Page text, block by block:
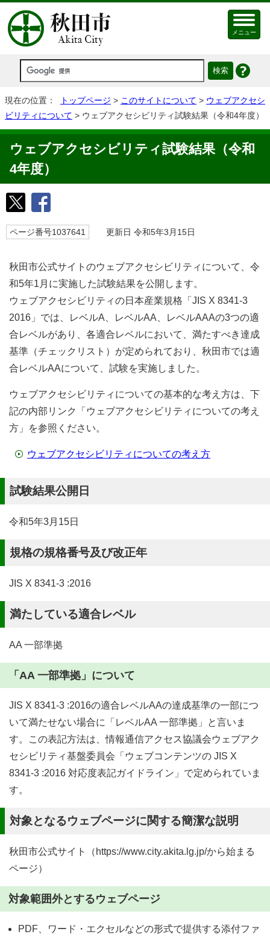
メニュー
現在の位置： トップページ > このサイトについて > ウェブアクセシ
ビリティについて > ウェブアクセシビリティ試験結果（令和4年度）
ウェブアクセシビリティ試験結果（令和
4年度）
ページ番号1037641 更新日 令和5年3月15日
秋田市公式サイトのウェブアクセシビリティについて、令
和5年1月に実施した試験結果を公開します。
ウェブアクセシビリティの日本産業規格「JIS X 8341-3
2016」では、レベルA、レベルAA、レベルAAAの3つの適
合レベルがあり、各適合レベルにおいて、満たすべき達成
基準（チェックリスト）が定められており、秋田市では適
合レベルAAについて、試験を実施しました。
ウェブアクセシビリティについての基本的な考え方は、下
記の内部リンク「ウェブアクセシビリティについての考え
方」を参照ください。
ウェブアクセシビリティについての考え方
試験結果公開日
令和5年3月15日
規格の規格番号及び改正年
JIS X 8341-3 :2016
満たしている適合レベル
AA 一部準拠
「AA 一部準拠」について
JIS X 8341-3 :2016の適合レベルAAの達成基準の一部につ
いて満たせない場合に「レベルAA 一部準拠」と言いま
す。この表記方法は、情報通信アクセス協議会ウェブアク
セシビリティ基盤委員会「ウェブコンテンツの JIS X
8341-3 :2016 対応度表記ガイドライン」で定められていま
す。
対象となるウェブページに関する簡潔な説明
秋田市公式サイト（https://www.city.akita.lg.jp/から始まる
ページ）
対象範囲外とするウェブページ
PDF、ワード・エクセルなどの形式で提供する添付ファ